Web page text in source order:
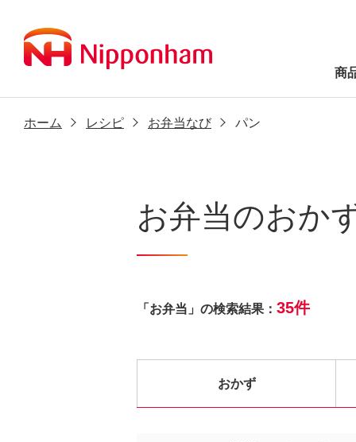
商
ホーム レシピ お弁当なび パン
お弁当のおか
「お弁当」の検索結果： 35件
おかず